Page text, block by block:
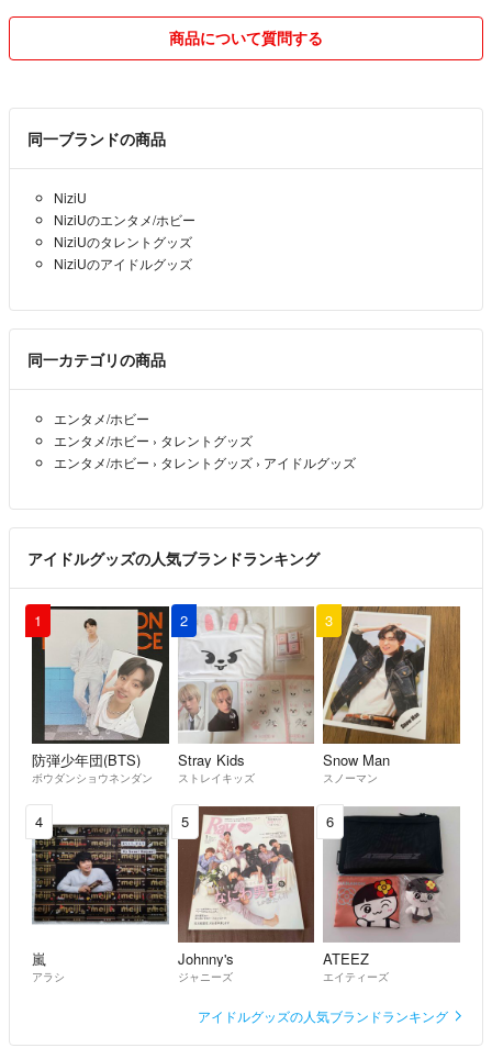
商品について質問する
同一ブランドの商品
NiziU
NiziUのエンタメ/ホビー
NiziUのタレントグッズ
NiziUのアイドルグッズ
同一カテゴリの商品
エンタメ/ホビー
エンタメ/ホビー › タレントグッズ
エンタメ/ホビー › タレントグッズ › アイドルグッズ
アイドルグッズの人気ブランドランキング
1
防弾少年団(BTS)
ボウダンショウネンダン
2
Stray Kids
ストレイキッズ
3
Snow Man
スノーマン
4
嵐
アラシ
5
Johnny's
ジャニーズ
6
ATEEZ
エイティーズ
アイドルグッズの人気ブランドランキング